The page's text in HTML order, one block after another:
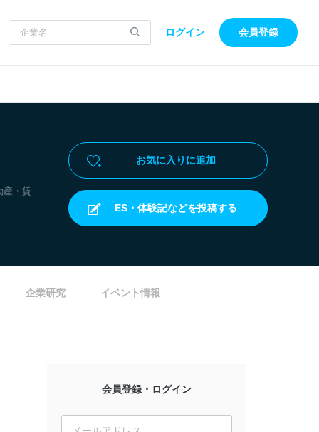
ログイン 会員登録
産・賃
お気に入りに追加
ES・体験記などを投稿する
企業研究 イベント情報
会員登録・ログイン